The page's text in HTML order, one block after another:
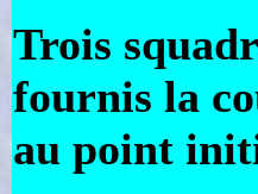
Trois
fournis la
au point